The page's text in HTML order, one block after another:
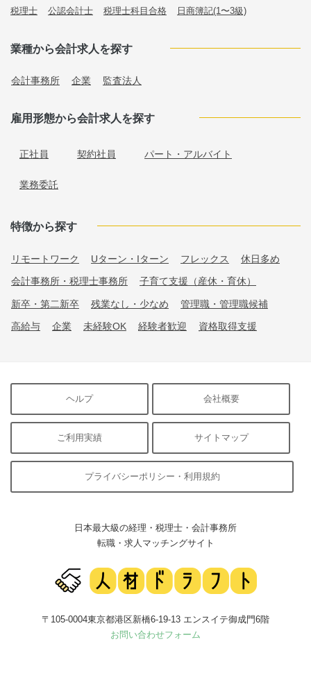
税理士 公認会計士 税理士科目合格 日商簿記(1〜3級)
業種から会計求人を探す
会計事務所 企業 監査法人
雇用形態から会計求人を探す
正社員 契約社員 パート・アルバイト
業務委託
特徴から探す
リモートワーク Uターン・Iターン フレックス 休日多め
会計事務所・税理士事務所 子育て支援（産休・育休）
新卒・第二新卒 残業なし・少なめ 管理職・管理職候補
高給与 企業 未経験OK 経験者歓迎 資格取得支援
ヘルプ 会社概要
ご利用実績 サイトマップ
プライバシーポリシー・利用規約
日本最大級の経理・税理士・会計事務所
転職・求人マッチングサイト
〒105-0004東京都港区新橋6-19-13 エンスイテ御成門6階
お問い合わせフォーム